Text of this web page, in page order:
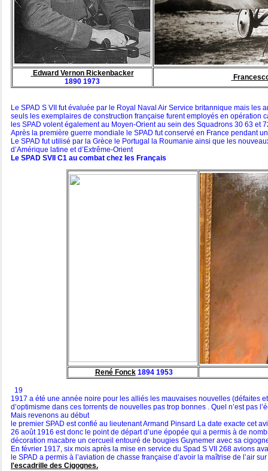
Edward Vernon Rickenbacker
1890 1973
Le SPAD S VII fut évaluée par le Royal Naval Air Service britannique mais
seuls les exemplaires de construction française furent employés en
les SPAD volent également au Moyen-Orient au sein des Squadrons 30 63 et
Après la première guerre mondiale le SPAD fut conservé en France pendant
Le SPAD fut utilisé par la Grèce le Portugal la Roumanie ainsi que les
d’Amérique latine et d’Extrême-Orient
Le SPAD SVII C1 au combat chez les Français
René Fonck1894 1953
19
1917 a été une année noire pour les alliés les mauvaises nouvelles (défaites
d’optimisme dans ces torrents de nouvelles pas trop bonnes . Quel n’est pas
Mais revenons au début
le premier SPAD est confié au lieutenant Armand Pinsard La date exacte cet
26 août 1916 est donc le point de départ d’une épopée qui a permis à de
décoration macabre un cercueil entouré de bougies Guynemer avec sa
En février 1917, six mois après la mise en service du Spad S VII 268 avions
le SPAD a permis à l’aviation de chasse française d’avoir la maîtrise de l’air
l'escadrille des Cigognes.